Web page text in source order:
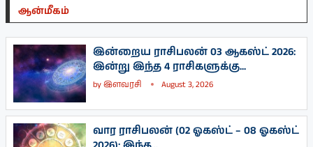
ஆன்மீகம்
இன்றைய ராசிபலன் 03 ஆகஸ்ட் 2026:
இன்று இந்த 4 ராசிகளுக்கு...
byஇளவரசி August 3, 2026
வார ராசிபலன் (02 ஓகஸ்ட் – 08 ஓகஸ்ட்